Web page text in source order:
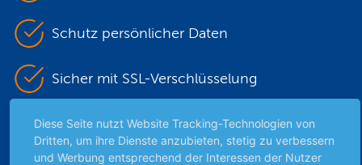
Schutz persönlicher Daten
Sicher mit SSL-Verschlüsselung
Highlights
Diese Seite nutzt Website Tracking-Technologien von
Dritten, um ihre Dienste anzubieten, stetig zu verbessern
und Werbung entsprechend der Interessen der Nutzer